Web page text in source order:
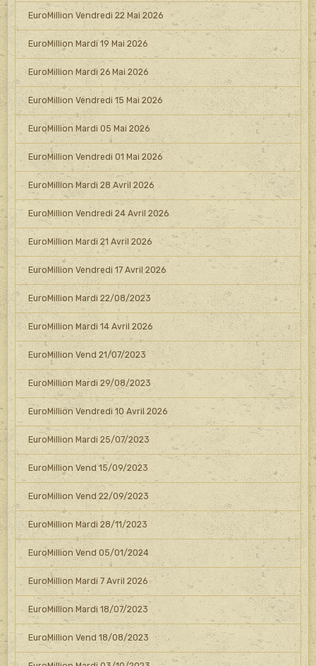
EuroMillion Vendredi 22 Mai 2026
EuroMillion Mardi 19 Mai 2026
EuroMillion Mardi 26 Mai 2026
EuroMillion Vendredi 15 Mai 2026
EuroMillion Mardi 05 Mai 2026
EuroMillion Vendredi 01 Mai 2026
EuroMillion Mardi 28 Avril 2026
EuroMillion Vendredi 24 Avril 2026
EuroMillion Mardi 21 Avril 2026
EuroMillion Vendredi 17 Avril 2026
EuroMillion Mardi 22/08/2023
EuroMillion Mardi 14 Avril 2026
EuroMillion Vend 21/07/2023
EuroMillion Mardi 29/08/2023
EuroMillion Vendredi 10 Avril 2026
EuroMillion Mardi 25/07/2023
EuroMillion Vend 15/09/2023
EuroMillion Vend 22/09/2023
EuroMillion Mardi 28/11/2023
EuroMillion Vend 05/01/2024
EuroMillion Mardi 7 Avril 2026
EuroMillion Mardi 18/07/2023
EuroMillion Vend 18/08/2023